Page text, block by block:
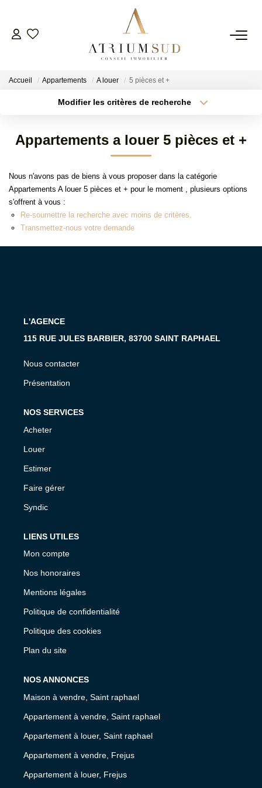
TRANSACTION
Accueil Appartements A louer 5 pièces et +
Modifier les critères de recherche
Sélectionnez...
Type de bien
Surface min
Budget max Plus de critères
Appartements a louer 5 pièces et +
Nous n'avons pas de biens à vous proposer dans la catégorie
Appartements A louer 5 pièces et + pour le moment , plusieurs options
s'offrent à vous :
Re-soumettre la recherche avec moins de critères.
Transmettez-nous votre demande
L'AGENCE
115 RUE JULES BARBIER, 83700 SAINT RAPHAEL
Nous contacter
Présentation
NOS SERVICES
Acheter
Louer
Estimer
Faire gérer
Syndic
LIENS UTILES
Mon compte
Nos honoraires
Mentions légales
Politique de confidentialité
Politique des cookies
Plan du site
NOS ANNONCES
Maison à vendre, Saint raphael
Appartement à vendre, Saint raphael
Appartement à louer, Saint raphael
Appartement à vendre, Frejus
Appartement à louer, Frejus